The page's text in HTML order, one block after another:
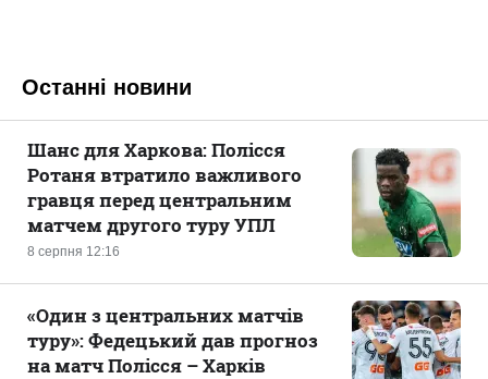
Останні новини
8 серпня 12:16
Шанс для Харкова: Полісся
Ротаня втратило важливого
гравця перед центральним
матчем другого туру УПЛ
«Один з центральних матчів
туру»: Федецький дав прогноз
на матч Полісся – Харків